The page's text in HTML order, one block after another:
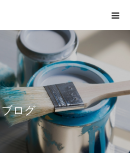
ブログ